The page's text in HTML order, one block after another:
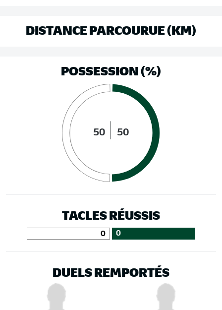
DISTANCE PARCOURUE (KM)
POSSESSION (%)
50 50
TACLES RÉUSSIS
0 0
DUELS REMPORTÉS